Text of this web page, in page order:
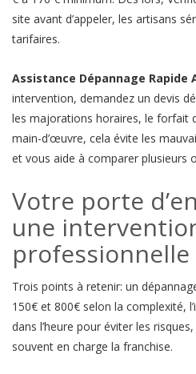
site avant d’appeler, les artisans
tarifaires.
Assistance Dépannage Rapide
intervention, demandez un devis
les majorations horaires, le forfait
main-d’œuvre, cela évite les
et vous aide à comparer plusieurs
Votre porte
une
professionnelle
Trois points à retenir: un
150€ et 800€ selon la complexité,
dans l’heure pour éviter les
souvent en charge la franchise.